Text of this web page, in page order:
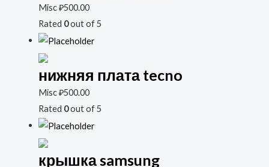
Misc₽500.00
Rated 0out of 5
нижняя плата tecno
Misc₽500.00
Rated 0out of 5
крышка samsung